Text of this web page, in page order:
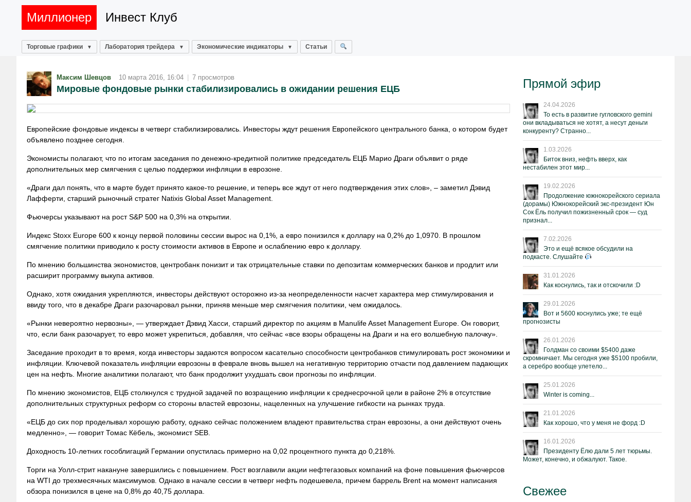
Миллионер Инвест Клуб
Торговые графики Лаборатория трейдера Экономические индикаторы Статьи
Максим Шевцов 10 марта 2016, 16:04 | 7 просмотров
Мировые фондовые рынки стабилизировались в ожидании решения ЕЦБ
Европейские фондовые индексы в четверг стабилизировались. Инвесторы ждут решения Европейского центрального банка, о котором будет
объявлено позднее сегодня.
Экономисты полагают, что по итогам заседания по денежно-кредитной политике председатель ЕЦБ Марио Драги объявит о ряде
дополнительных мер смягчения с целью поддержки инфляции в еврозоне.
«Драги дал понять, что в марте будет принято какое-то решение, и теперь все ждут от него подтверждения этих слов», – заметил Дэвид
Лафферти, старший рыночный стратег Natixis Global Asset Management.
Фьючерсы указывают на рост S&P 500 на 0,3% на открытии.
Индекс Stoxx Europe 600 к концу первой половины сессии вырос на 0,1%, а евро понизился к доллару на 0,2% до 1,0970. В прошлом
смягчение политики приводило к росту стоимости активов в Европе и ослаблению евро к доллару.
По мнению большинства экономистов, центробанк понизит и так отрицательные ставки по депозитам коммерческих банков и продлит или
расширит программу выкупа активов.
Однако, хотя ожидания укрепляются, инвесторы действуют осторожно из-за неопределенности насчет характера мер стимулирования и
ввиду того, что в декабре Драги разочаровал рынки, приняв меньше мер смягчения политики, чем ожидалось.
«Рынки невероятно нервозны», — утверждает Дэвид Хасси, старший директор по акциям в Manulife Asset Management Europe. Он говорит,
что, если банк разочарует, то евро может укрепиться, добавляя, что сейчас «все взоры обращены на Драги и на его волшебную палочку».
Заседание проходит в то время, когда инвесторы задаются вопросом касательно способности центробанков стимулировать рост экономики и
инфляции. Ключевой показатель инфляции еврозоны в феврале вновь вышел на негативную территорию отчасти под давлением падающих
цен на нефть. Многие аналитики полагают, что банк продолжит ухудшать свои прогнозы по инфляции.
По мнению экономистов, ЕЦБ столкнулся с трудной задачей по возращению инфляции к среднесрочной цели в районе 2% в отсутствие
дополнительных структурных реформ со стороны властей еврозоны, нацеленных на улучшение гибкости на рынках труда.
«ЕЦБ до сих пор проделывал хорошую работу, однако сейчас положением владеют правительства стран еврозоны, а они действуют очень
медленно», — говорит Томас Кёбель, экономист SEB.
Доходность 10-летних гособлигаций Германии опустилась примерно на 0,02 процентного пункта до 0,218%.
Торги на Уолл-стрит накануне завершились с повышением. Рост возглавили акции нефтегазовых компаний на фоне повышения фьючерсов
на WTI до трехмесячных максимумов. Однако в начале сессии в четверг нефть подешевела, причем баррель Brent на момент написания
обзора понизился в цене на 0,8% до 40,75 доллара.
Прямой эфир
24.04.2026
То есть в развитие гугловского gemini
они вкладываться не хотят, а несут деньги
конкуренту? Странно...
1.03.2026
Биток вниз, нефть вверх, как
нестабилен этот мир...
19.02.2026
Продолжение южнокорейского сериала
(дорамы) Южнокорейский экс-президент Юн
Сок Ёль получил пожизненный срок — суд
признал...
7.02.2026
Это и ещё всякое обсудили на
подкасте. Слушайте
31.01.2026
Как коснулись, так и отскочили :D
29.01.2026
Вот и 5600 коснулись уже; те ещё
прогнозисты
26.01.2026
Голдман со своими $5400 даже
скромничает. Мы сегодня уже $5100 пробили,
а серебро вообще улетело...
25.01.2026
Winter is coming...
21.01.2026
Как хорошо, что у меня не форд :D
16.01.2026
Президенту Ёлю дали 5 лет тюрьмы.
Может, конечно, и обжалуют. Такое.
Свежее